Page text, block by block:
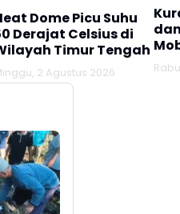
Dome Picu Suhu
Derajat Celsius di
Timur Tengah
2 Agustus 2026